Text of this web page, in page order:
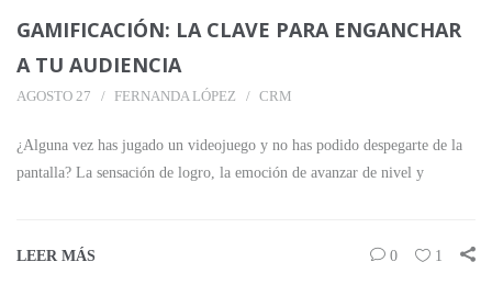
GAMIFICACIÓN: LA CLAVE PARA ENGANCHAR
A TU AUDIENCIA
AGOSTO 27 FERNANDA LÓPEZ CRM
¿Alguna vez has jugado un videojuego y no has podido despegarte de la
pantalla? La sensación de logro, la emoción de avanzar de nivel y
LEER MÁS 0 1